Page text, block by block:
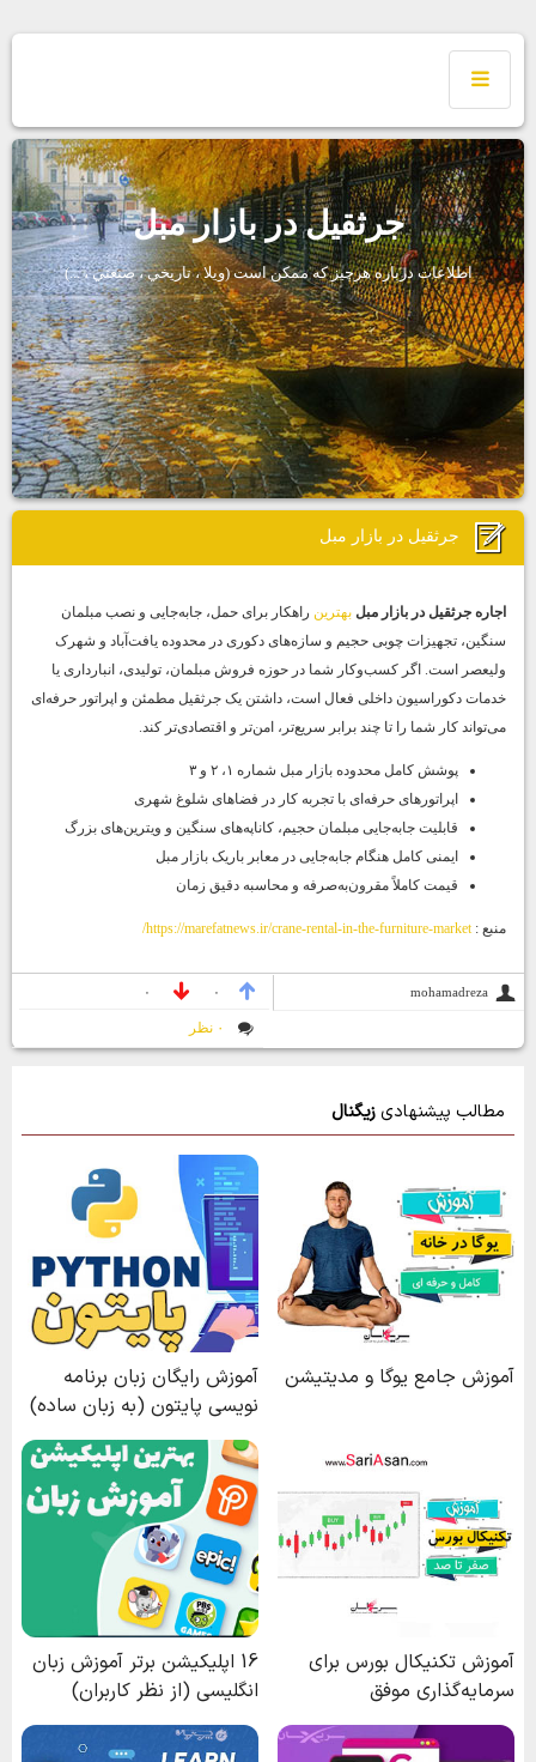
جرثقيل در بازار مبل
اطلاعات درباره هرچيز كه ممكن است (ويلا ، تاريخي ، صنعتي ، ...)
جرثقيل در بازار مبل
اجاره جرثقیل در بازار مبل بهترین راهکار برای حمل، جابه‌جایی و نصب مبلمان
سنگین، تجهیزات چوبی حجیم و سازه‌های دکوری در محدوده یافت‌آباد و شهرک
ولیعصر است. اگر کسب‌وکار شما در حوزه فروش مبلمان، تولیدی، انبارداری یا
خدمات دکوراسیون داخلی فعال است، داشتن یک جرثقیل مطمئن و اپراتور حرفه‌ای
می‌تواند کار شما را تا چند برابر سریع‌تر، امن‌تر و اقتصادی‌تر کند.
پوشش کامل محدوده بازار مبل شماره ۱، ۲ و ۳
اپراتورهای حرفه‌ای با تجربه کار در فضاهای شلوغ شهری
قابلیت جابه‌جایی مبلمان حجیم، کاناپه‌های سنگین و ویترین‌های بزرگ
ایمنی کامل هنگام جابه‌جایی در معابر باریک بازار مبل
قیمت کاملاً مقرون‌به‌صرفه و محاسبه دقیق زمان
منبع :https://marefatnews.ir/crane-rental-in-the-furniture-market/
mohamadreza